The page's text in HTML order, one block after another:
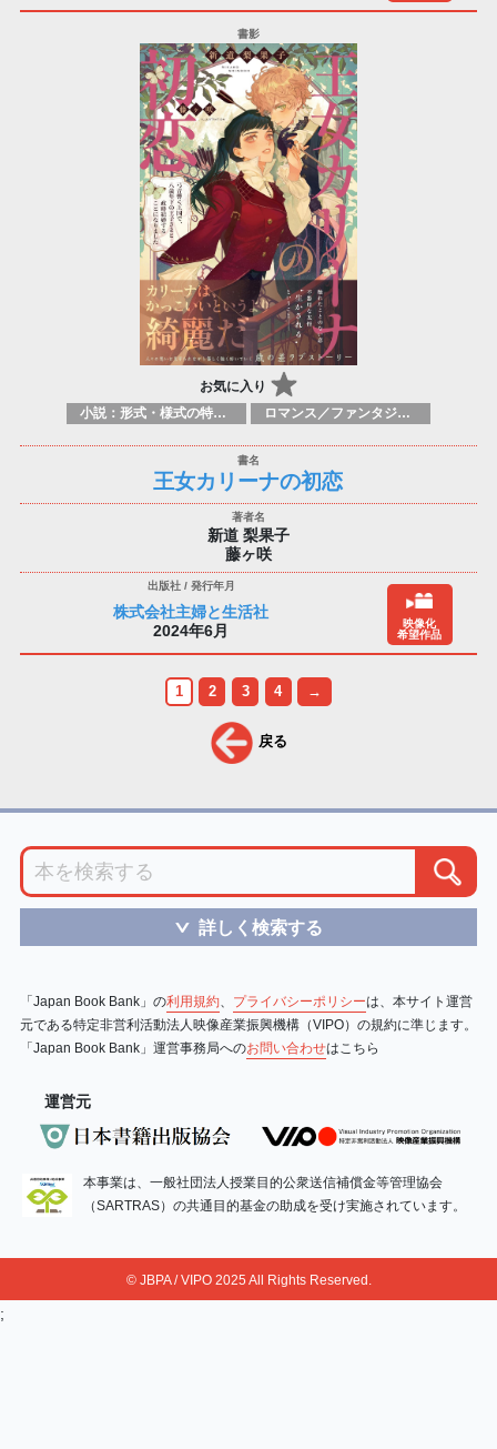
お気に入り
小説：形式・様式の特徴：ラノベ（ライトノベルズ） ロマンス／ファンタジー ロマンス／超常現象
王女カリーナの初恋
新道 梨果子
藤ヶ咲
株式会社主婦と生活社
2024年6月
映像化
希望作品
1 2 3 4 →
戻る
＞ 詳しく検索する
「Japan Book Bank」の利用規約、 プライバシーポリシーは、本サイト運営
元である特定非営利活動法人映像産業振興機構（VIPO）の規約に準じます。
「Japan Book Bank」運営事務局へのお問い合わせはこちら
運営元
本事業は、一般社団法人授業目的公衆送信補償金等管理協会
（SARTRAS）の共通目的基金の助成を受け実施されています。
© JBPA / VIPO 2025 All Rights Reserved.
;